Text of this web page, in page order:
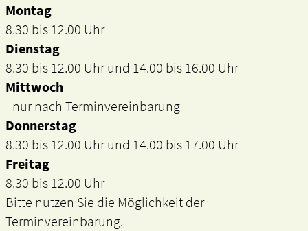
Montag
8.30 bis 12.00 Uhr
Dienstag
8.30 bis 12.00 Uhr und 14.00 bis 16.00 Uhr
Mittwoch
- nur nach Terminvereinbarung
Donnerstag
8.30 bis 12.00 Uhr und 14.00 bis 17.00 Uhr
Freitag
8.30 bis 12.00 Uhr
Bitte nutzen Sie die Möglichkeit der
Terminvereinbarung.